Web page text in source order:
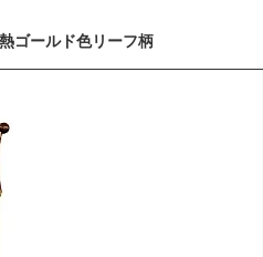
ゴールド色リーフ柄